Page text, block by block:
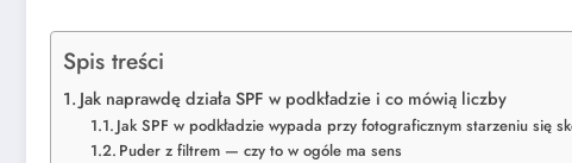
Spis treści
Jak naprawdę działa SPF w podkładzie i co mówią liczby
Jak SPF w podkładzie wypada przy fotograficznym starzeniu się
Puder z filtrem — czy to w ogóle ma sens